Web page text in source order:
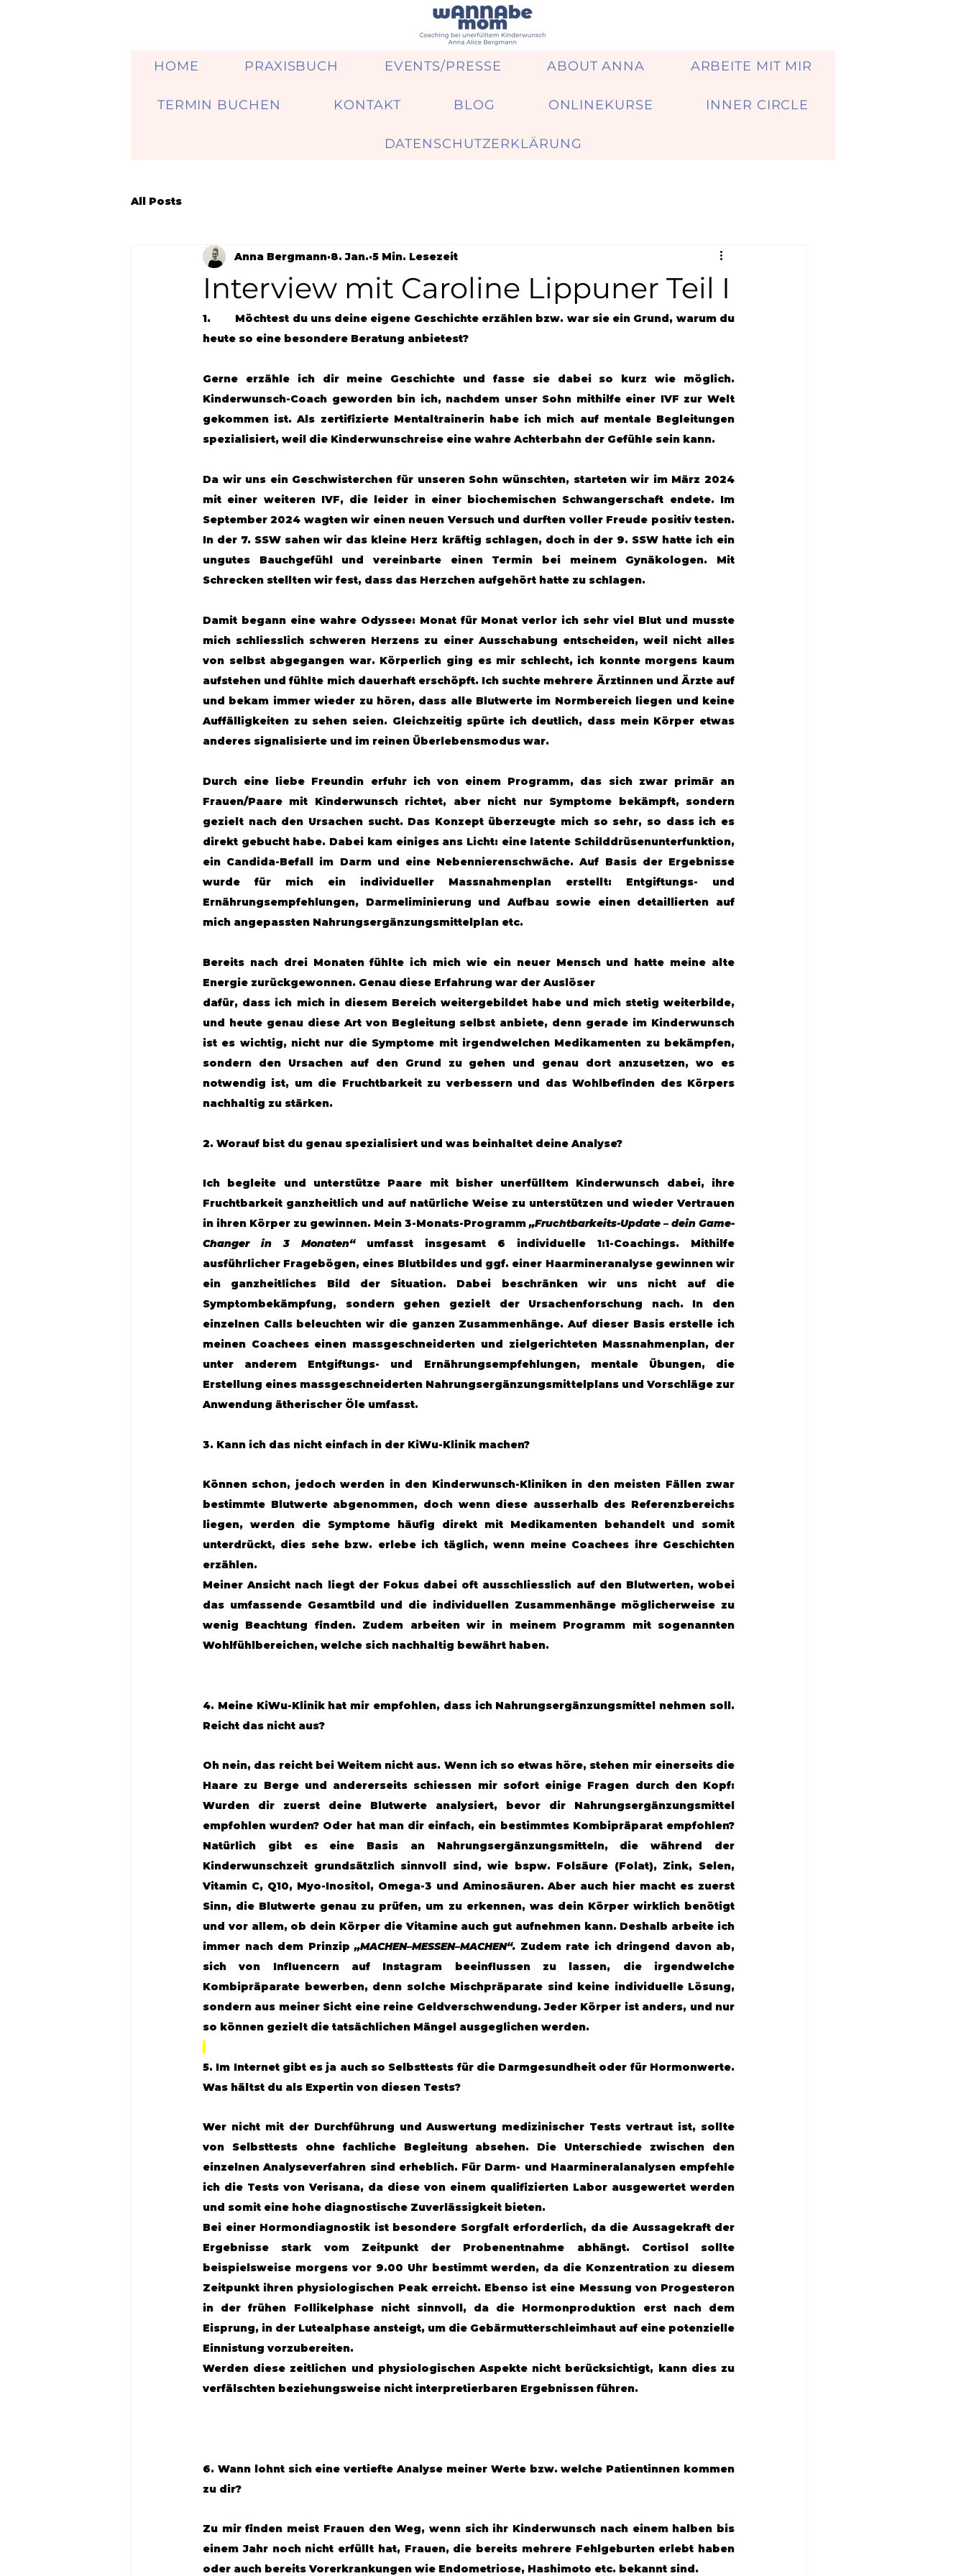
HOME PRAXISBUCH EVENTS/PRESSE ABOUT ANNA ARBEITE MIT MIR
TERMIN BUCHEN KONTAKT BLOG ONLINEKURSE INNER CIRCLE
DATENSCHUTZERKLÄRUNG
All Posts
Interview mit Caroline Lippuner Teil I
Anna Bergmann 8. Jan. 5 Min. Lesezeit
1.        Möchtest du uns deine eigene Geschichte erzählen bzw. war sie ein Grund, warum du
heute so eine besondere Beratung anbietest?
Gerne erzähle ich dir meine Geschichte und fasse sie dabei so kurz wie möglich.
Kinderwunsch-Coach geworden bin ich, nachdem unser Sohn mithilfe einer IVF zur Welt
gekommen ist. Als zertifizierte Mentaltrainerin habe ich mich auf mentale Begleitungen
spezialisiert, weil die Kinderwunschreise eine wahre Achterbahn der Gefühle sein kann.
Da wir uns ein Geschwisterchen für unseren Sohn wünschten, starteten wir im März 2024
mit einer weiteren IVF, die leider in einer biochemischen Schwangerschaft endete. Im
September 2024 wagten wir einen neuen Versuch und durften voller Freude positiv testen.
In der 7. SSW sahen wir das kleine Herz kräftig schlagen, doch in der 9. SSW hatte ich ein
ungutes Bauchgefühl und vereinbarte einen Termin bei meinem Gynäkologen. Mit
Schrecken stellten wir fest, dass das Herzchen aufgehört hatte zu schlagen.
Damit begann eine wahre Odyssee: Monat für Monat verlor ich sehr viel Blut und musste
mich schliesslich schweren Herzens zu einer Ausschabung entscheiden, weil nicht alles
von selbst abgegangen war. Körperlich ging es mir schlecht, ich konnte morgens kaum
aufstehen und fühlte mich dauerhaft erschöpft. Ich suchte mehrere Ärztinnen und Ärzte auf
und bekam immer wieder zu hören, dass alle Blutwerte im Normbereich liegen und keine
Auffälligkeiten zu sehen seien. Gleichzeitig spürte ich deutlich, dass mein Körper etwas
anderes signalisierte und im reinen Überlebensmodus war.
Durch eine liebe Freundin erfuhr ich von einem Programm, das sich zwar primär an
Frauen/Paare mit Kinderwunsch richtet, aber nicht nur Symptome bekämpft, sondern
gezielt nach den Ursachen sucht. Das Konzept überzeugte mich so sehr, so dass ich es
direkt gebucht habe. Dabei kam einiges ans Licht: eine latente Schilddrüsenunterfunktion,
ein Candida-Befall im Darm und eine Nebennierenschwäche. Auf Basis der Ergebnisse
wurde für mich ein individueller Massnahmenplan erstellt: Entgiftungs- und
Ernährungsempfehlungen, Darmeliminierung und Aufbau sowie einen detaillierten auf
mich angepassten Nahrungsergänzungsmittelplan etc.
Bereits nach drei Monaten fühlte ich mich wie ein neuer Mensch und hatte meine alte
Energie zurückgewonnen. Genau diese Erfahrung war der Auslöser
dafür, dass ich mich in diesem Bereich weitergebildet habe und mich stetig weiterbilde,
und heute genau diese Art von Begleitung selbst anbiete, denn gerade im Kinderwunsch
ist es wichtig, nicht nur die Symptome mit irgendwelchen Medikamenten zu bekämpfen,
sondern den Ursachen auf den Grund zu gehen und genau dort anzusetzen, wo es
notwendig ist, um die Fruchtbarkeit zu verbessern und das Wohlbefinden des Körpers
nachhaltig zu stärken.
2. Worauf bist du genau spezialisiert und was beinhaltet deine Analyse?
Ich begleite und unterstütze Paare mit bisher unerfülltem Kinderwunsch dabei, ihre
Fruchtbarkeit ganzheitlich und auf natürliche Weise zu unterstützen und wieder Vertrauen
in ihren Körper zu gewinnen. Mein 3-Monats-Programm „Fruchtbarkeits-Update – dein Game-
Changer in 3 Monaten“ umfasst insgesamt 6 individuelle 1:1-Coachings. Mithilfe
ausführlicher Fragebögen, eines Blutbildes und ggf. einer Haarmineranalyse gewinnen wir
ein ganzheitliches Bild der Situation. Dabei beschränken wir uns nicht auf die
Symptombekämpfung, sondern gehen gezielt der Ursachenforschung nach. In den
einzelnen Calls beleuchten wir die ganzen Zusammenhänge. Auf dieser Basis erstelle ich
meinen Coachees einen massgeschneiderten und zielgerichteten Massnahmenplan, der
unter anderem Entgiftungs- und Ernährungsempfehlungen, mentale Übungen, die
Erstellung eines massgeschneiderten Nahrungsergänzungsmittelplans und Vorschläge zur
Anwendung ätherischer Öle umfasst.
3. Kann ich das nicht einfach in der KiWu-Klinik machen?
Können schon, jedoch werden in den Kinderwunsch-Kliniken in den meisten Fällen zwar
bestimmte Blutwerte abgenommen, doch wenn diese ausserhalb des Referenzbereichs
liegen, werden die Symptome häufig direkt mit Medikamenten behandelt und somit
unterdrückt, dies sehe bzw. erlebe ich täglich, wenn meine Coachees ihre Geschichten
erzählen.
Meiner Ansicht nach liegt der Fokus dabei oft ausschliesslich auf den Blutwerten, wobei
das umfassende Gesamtbild und die individuellen Zusammenhänge möglicherweise zu
wenig Beachtung finden. Zudem arbeiten wir in meinem Programm mit sogenannten
Wohlfühlbereichen, welche sich nachhaltig bewährt haben.
4. Meine KiWu-Klinik hat mir empfohlen, dass ich Nahrungsergänzungsmittel nehmen soll.
Reicht das nicht aus?
Oh nein, das reicht bei Weitem nicht aus. Wenn ich so etwas höre, stehen mir einerseits die
Haare zu Berge und andererseits schiessen mir sofort einige Fragen durch den Kopf:
Wurden dir zuerst deine Blutwerte analysiert, bevor dir Nahrungsergänzungsmittel
empfohlen wurden? Oder hat man dir einfach, ein bestimmtes Kombipräparat empfohlen?
Natürlich gibt es eine Basis an Nahrungsergänzungsmitteln, die während der
Kinderwunschzeit grundsätzlich sinnvoll sind, wie bspw. Folsäure (Folat), Zink, Selen,
Vitamin C, Q10, Myo-Inositol, Omega-3 und Aminosäuren. Aber auch hier macht es zuerst
Sinn, die Blutwerte genau zu prüfen, um zu erkennen, was dein Körper wirklich benötigt
und vor allem, ob dein Körper die Vitamine auch gut aufnehmen kann. Deshalb arbeite ich
immer nach dem Prinzip „MACHEN–MESSEN–MACHEN“. Zudem rate ich dringend davon ab,
sich von Influencern auf Instagram beeinflussen zu lassen, die irgendwelche
Kombipräparate bewerben, denn solche Mischpräparate sind keine individuelle Lösung,
sondern aus meiner Sicht eine reine Geldverschwendung. Jeder Körper ist anders, und nur
so können gezielt die tatsächlichen Mängel ausgeglichen werden.
5. Im Internet gibt es ja auch so Selbsttests für die Darmgesundheit oder für Hormonwerte.
Was hältst du als Expertin von diesen Tests?
Wer nicht mit der Durchführung und Auswertung medizinischer Tests vertraut ist, sollte
von Selbsttests ohne fachliche Begleitung absehen. Die Unterschiede zwischen den
einzelnen Analyseverfahren sind erheblich. Für Darm- und Haarmineralanalysen empfehle
ich die Tests von Verisana, da diese von einem qualifizierten Labor ausgewertet werden
und somit eine hohe diagnostische Zuverlässigkeit bieten.
Bei einer Hormondiagnostik ist besondere Sorgfalt erforderlich, da die Aussagekraft der
Ergebnisse stark vom Zeitpunkt der Probenentnahme abhängt. Cortisol sollte
beispielsweise morgens vor 9.00 Uhr bestimmt werden, da die Konzentration zu diesem
Zeitpunkt ihren physiologischen Peak erreicht. Ebenso ist eine Messung von Progesteron
in der frühen Follikelphase nicht sinnvoll, da die Hormonproduktion erst nach dem
Eisprung, in der Lutealphase ansteigt, um die Gebärmutterschleimhaut auf eine potenzielle
Einnistung vorzubereiten.
Werden diese zeitlichen und physiologischen Aspekte nicht berücksichtigt, kann dies zu
verfälschten beziehungsweise nicht interpretierbaren Ergebnissen führen.
6. Wann lohnt sich eine vertiefte Analyse meiner Werte bzw. welche Patientinnen kommen
zu dir?
Zu mir finden meist Frauen den Weg, wenn sich ihr Kinderwunsch nach einem halben bis
einem Jahr noch nicht erfüllt hat, Frauen, die bereits mehrere Fehlgeburten erlebt haben
oder auch bereits Vorerkrankungen wie Endometriose, Hashimoto etc. bekannt sind.